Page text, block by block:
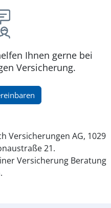
Ihnen gerne bei
Versicherung.
Versicherungen AG, 1029
21.
Versicherung Beratung